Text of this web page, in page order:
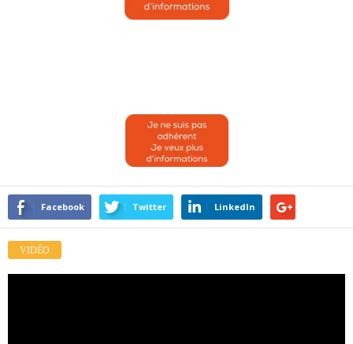
Facebook Twitter LinkedIn
VIDÉO